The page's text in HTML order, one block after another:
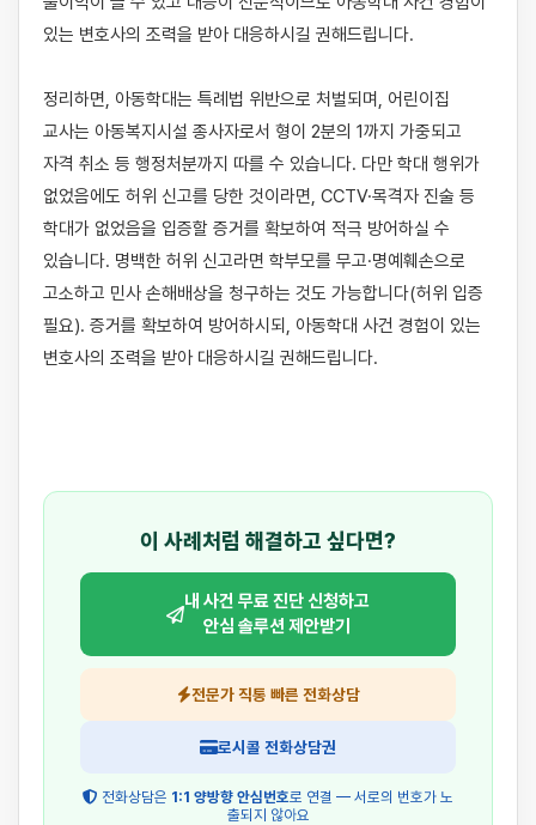
있는 변호사의 조력을 받아 대응하시길 권해드립니다.
정리하면, 아동학대는 특례법 위반으로 처벌되며, 어린이집
교사는 아동복지시설 종사자로서 형이 2분의 1까지 가중되고
자격 취소 등 행정처분까지 따를 수 있습니다. 다만 학대 행위가
없었음에도 허위 신고를 당한 것이라면, CCTV·목격자 진술 등
학대가 없었음을 입증할 증거를 확보하여 적극 방어하실 수
있습니다. 명백한 허위 신고라면 학부모를 무고·명예훼손으로
고소하고 민사 손해배상을 청구하는 것도 가능합니다(허위 입증
필요). 증거를 확보하여 방어하시되, 아동학대 사건 경험이 있는
변호사의 조력을 받아 대응하시길 권해드립니다.
이 사례처럼 해결하고 싶다면?
내 사건 무료 진단 신청하고
안심 솔루션 제안받기
전문가 직통 빠른 전화상담
로시콜 전화상담권
전화상담은 1:1 양방향 안심번호로 연결 — 서로의 번호가 노
출되지 않아요